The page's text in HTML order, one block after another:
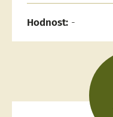
Hodnost: -